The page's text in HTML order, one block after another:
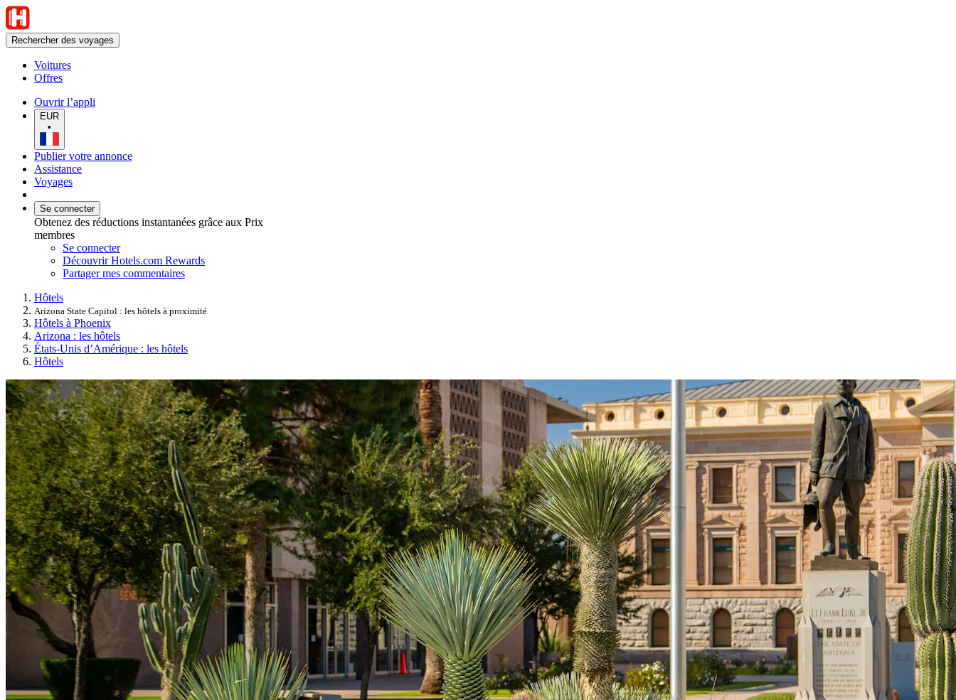
Rechercher des voyages
Voitures
Offres
Ouvrir l’appli
EUR
•
Publier votre annonce
Assistance
Voyages
Se connecter
Obtenez des réductions instantanées grâce aux Prix
membres
Se connecter
Découvrir Hotels.com Rewards
Partager mes commentaires
Hôtels
Arizona State Capitol : les hôtels à proximité
Hôtels à Phoenix
Arizona : les hôtels
États-Unis d’Amérique : les hôtels
Hôtels